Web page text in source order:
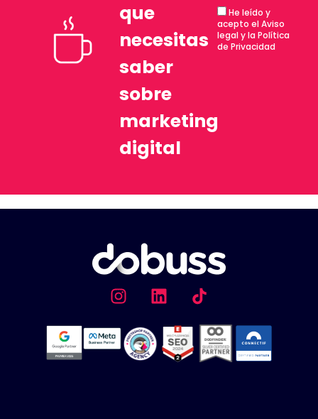
que
necesitas
saber
sobre
marketing
digital
He leído y
acepto el Aviso
legal y la Política
de Privacidad